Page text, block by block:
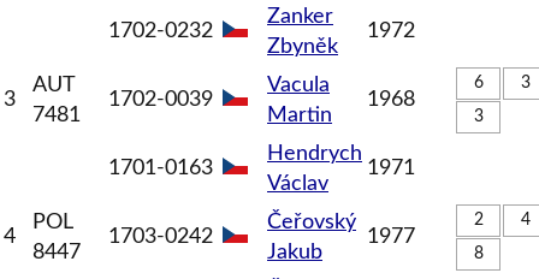
1702-0232
Zanker
Zbyněk
1972
3
AUT
7481
1702-0039
Vacula
Martin
1968
6
3
3
1701-0163
Hendrych
Václav
1971
4
POL
8447
1703-0242
Čeřovský
Jakub
1977
2
4
8